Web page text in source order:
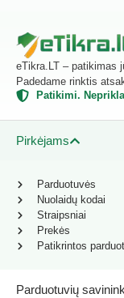
eTikra.LT – patikimas
Padedame rinktis
Patikimi.
Pirkėjams
Parduotuvių
Parduotuvės
Nuolaidų kodai
Straipsniai
Prekės
Patikrintos